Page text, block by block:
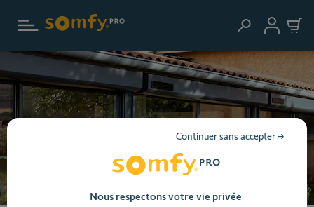
Nous respectons votre vie privée
Continuer sans accepter →